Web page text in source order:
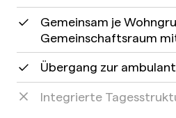
Gemeinsam je
Gemeinschaftsraum
Übergang zur
Integrierte